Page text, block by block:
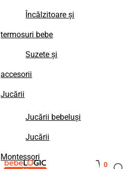
Încălzitoare și
termosuri bebe
Suzete și
accesorii
Jucării
Jucării bebeluși
Jucării
Montessori
0